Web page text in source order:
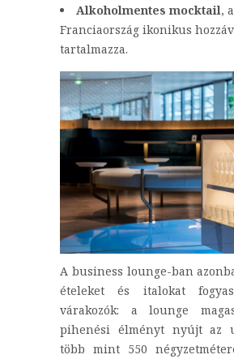
Alkoholmentes mocktail,
Franciaország ikonikus
tartalmazza.
A business lounge-ban
ételeket és italokat
várakozók: a lounge
pihenési élményt nyújt az
több mint 550